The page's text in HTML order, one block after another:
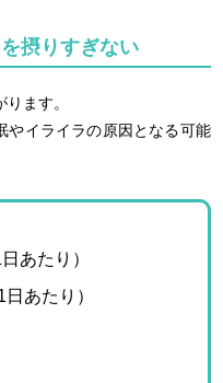
摂りすぎない
ます。
やイライラの原因となる可能
あたり）
あたり）